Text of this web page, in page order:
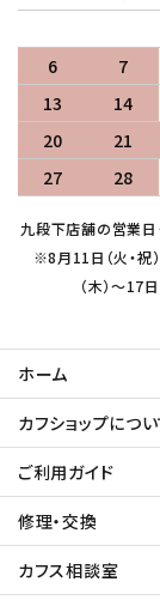
6
7
13
14
20
21
27
28
九段下店舗の営業
※8月11日（火・祝
（木）～17
ホーム
カフショップにつ
ご利用ガイド
修理・交換
カフス相談室